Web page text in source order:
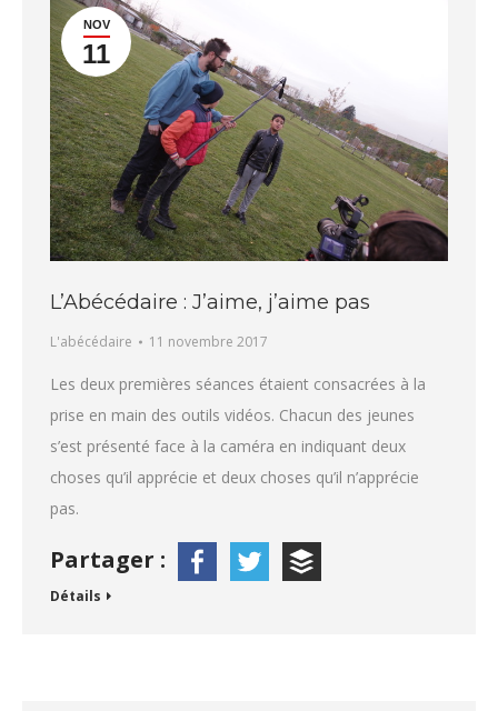
NOV
11
L’Abécédaire : J’aime, j’aime pas
L'abécédaire 11 novembre 2017
Les deux premières séances étaient consacrées à la
prise en main des outils vidéos. Chacun des jeunes
s’est présenté face à la caméra en indiquant deux
choses qu’il apprécie et deux choses qu’il n’apprécie
pas.
Partager :
Détails